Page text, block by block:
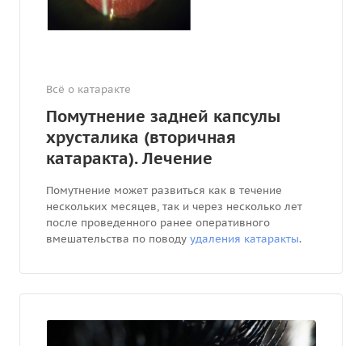
Всё о катаракте
Помутнение задней капсулы
хрусталика (вторичная
катаракта). Лечение
Помутнение может развиться как в течение
нескольких месяцев, так и через несколько лет
после проведенного ранее оперативного
вмешательства по поводу удаления катаракты.